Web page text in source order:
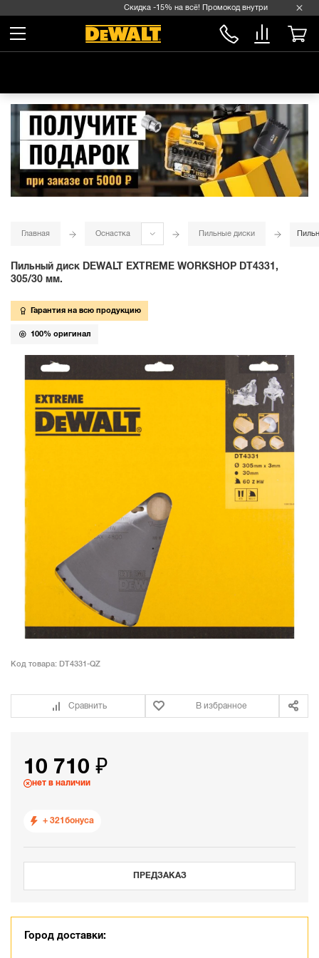
Скидка -15% на всё! Промокод внутри →
Главная Оснастка Пильные диски
Пильный диск DEWALT EXTREME WORKSHOP DT4331,
305/30 мм.
Гарантия на всю продукцию
100% оригинал
Код товара: DT4331-QZ
Сравнить В избранное
10 710 ₽
нет в наличии
+ 321 бонуса
ПРЕДЗАКАЗ
Город доставки: